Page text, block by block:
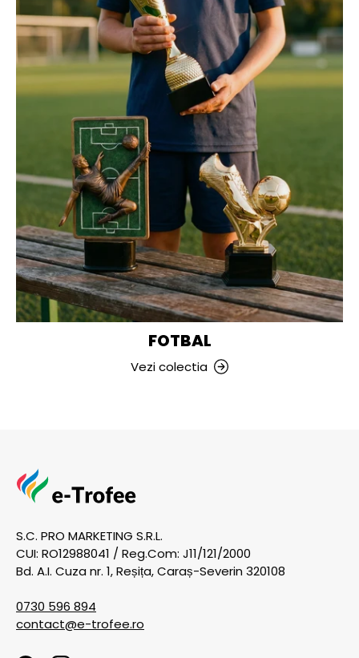
FOTBAL
Vezi colectia
S.C. PRO MARKETING S.R.L.
CUI: RO12988041 / Reg.Com: J11/121/2000
Bd. A.I. Cuza nr. 1, Reșița, Caraș-Severin 320108
0730 596 894
contact@e-trofee.ro